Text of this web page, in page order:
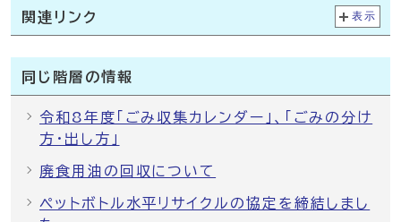
関連リンク 表示
同じ階層の情報
令和8年度「ごみ収集カレンダー」、「ごみの分け
方・出し方」
廃食用油の回収について
ペットボトル水平リサイクルの協定を締結しまし